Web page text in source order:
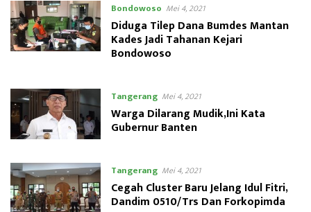
Bondowoso Mei 4, 2021
Diduga Tilep Dana Bumdes Mantan
Kades Jadi Tahanan Kejari
Bondowoso
Tangerang Mei 4, 2021
Warga Dilarang Mudik,Ini Kata
Gubernur Banten
Tangerang Mei 4, 2021
Cegah Cluster Baru Jelang Idul Fitri,
Dandim 0510/Trs Dan Forkopimda